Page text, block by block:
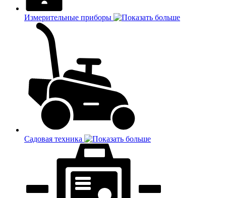
Измерительные приборы
Садовая техника